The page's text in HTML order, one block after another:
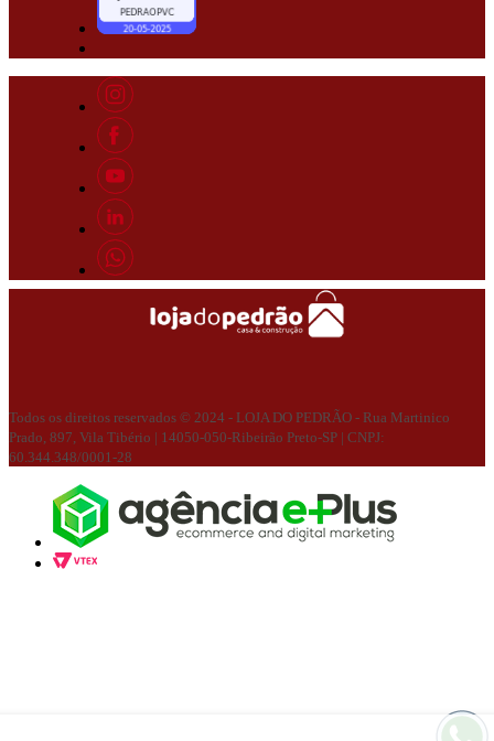
Todos os direitos reservados © 2024 - LOJA DO PEDRÃO - Rua Martinico
Prado, 897, Vila Tibério | 14050-050-Ribeirão Preto-SP | CNPJ:
60.344.348/0001-28